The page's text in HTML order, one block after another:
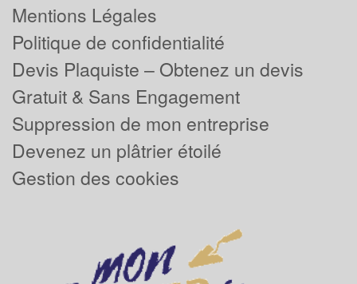
Mentions Légales
Politique de confidentialité
Devis Plaquiste – Obtenez un devis
Gratuit & Sans Engagement
Suppression de mon entreprise
Devenez un plâtrier étoilé
Gestion des cookies